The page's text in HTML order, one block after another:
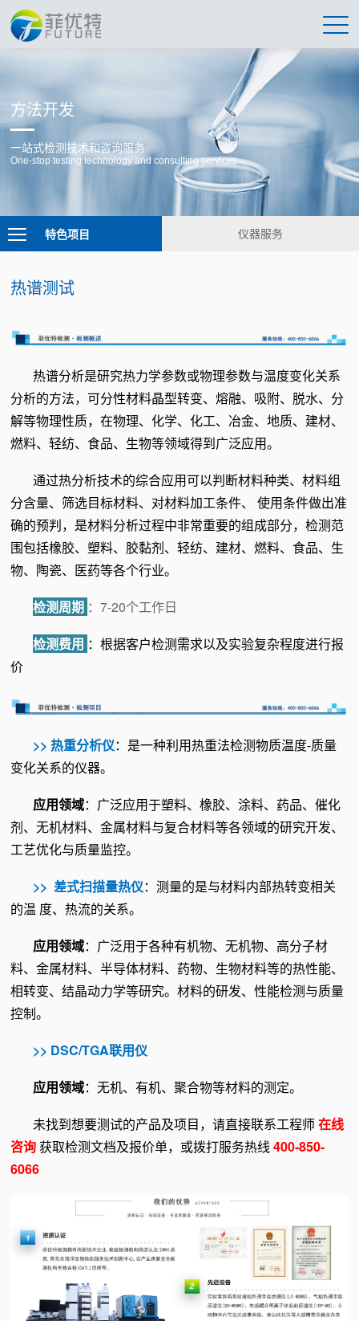
方法开发
一站式检测技术和咨询服务
One-stop testing technology and consulting services
特色项目 仪器服务
热谱测试
热谱分析是研究热力学参数或物理参数与温度变化关系
分析的方法，可分性材料晶型转变、熔融、吸附、脱水、分
解等物理性质，在物理、化学、化工、冶金、地质、建材、
燃料、轻纺、食品、生物等领域得到广泛应用。
通过热分析技术的综合应用可以判断材料种类、材料组
分含量、筛选目标材料、对材料加工条件、 使用条件做出准
确的预判，是材料分析过程中非常重要的组成部分，检测范
围包括橡胶、塑料、胶黏剂、轻纺、建材、燃料、食品、生
物、陶瓷、医药等各个行业。
检测周期 ：7-20个工作日
检测费用 ：根据客户检测需求以及实验复杂程度进行报
价
>> 热重分析仪：是一种利用热重法检测物质温度-质量
变化关系的仪器。
应用领域：广泛应用于塑料、橡胶、涂料、药品、催化
剂、无机材料、金属材料与复合材料等各领域的研究开发、
工艺优化与质量监控。
>> 差式扫描量热仪：测量的是与材料内部热转变相关
的温 度、热流的关系。
应用领域：广泛用于各种有机物、无机物、高分子材
料、金属材料、半导体材料、药物、生物材料等的热性能、
相转变、结晶动力学等研究。材料的研发、性能检测与质量
控制。
>> DSC/TGA联用仪
应用领域：无机、有机、聚合物等材料的测定。
未找到想要测试的产品及项目，请直接联系工程师在线
咨询获取检测文档及报价单，或拨打服务热线400-850-
6066